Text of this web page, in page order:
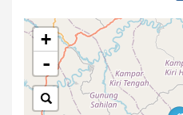
+
-